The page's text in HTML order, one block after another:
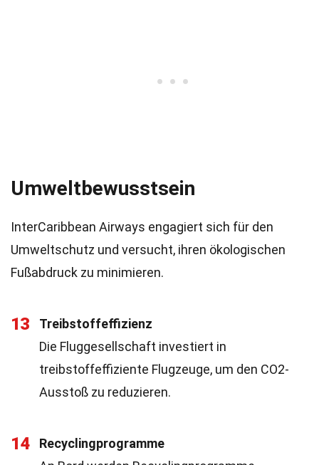
Umweltbewusstsein
InterCaribbean Airways engagiert sich für den
Umweltschutz und versucht, ihren ökologischen
Fußabdruck zu minimieren.
13
Treibstoffeffizienz
Die Fluggesellschaft investiert in
treibstoffeffiziente Flugzeuge, um den CO2-
Ausstoß zu reduzieren.
14
Recyclingprogramme